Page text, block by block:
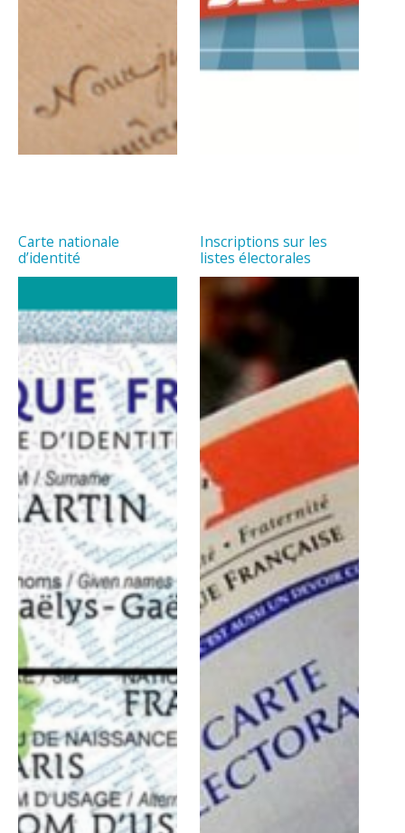
Carte nationale
d’identité
Inscriptions sur les
listes électorales